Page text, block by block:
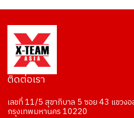
ติดต่อเรา
เลขที่ 11/5 สุขาภิบาล 5 ซอย 43 แขวงอ
กรุงเทพมหานคร 10220